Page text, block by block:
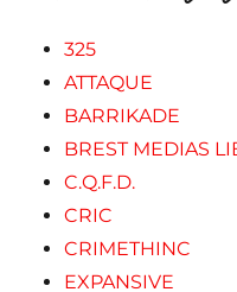
325
ATTAQUE
BARRIKADE
BREST MEDIAS
C.Q.F.D.
CRIC
CRIMETHINC
EXPANSIVE